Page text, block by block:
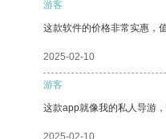
游客
这款软件的价格非常实惠，
2025-02-10
游客
这款app就像我的私人导游
2025-02-10